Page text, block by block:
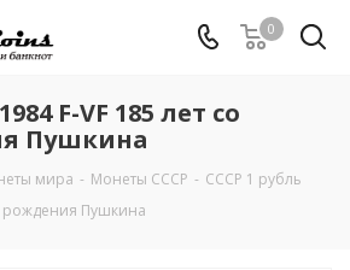
0
F-VF 185 лет со
Пушкина
мира - Монеты СССР - СССР 1 рубль
рождения Пушкина